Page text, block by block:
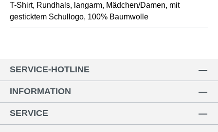
T-Shirt, Rundhals, langarm, Mädchen/Damen, mit
gesticktem Schullogo, 100% Baumwolle
SERVICE-HOTLINE
INFORMATION
SERVICE